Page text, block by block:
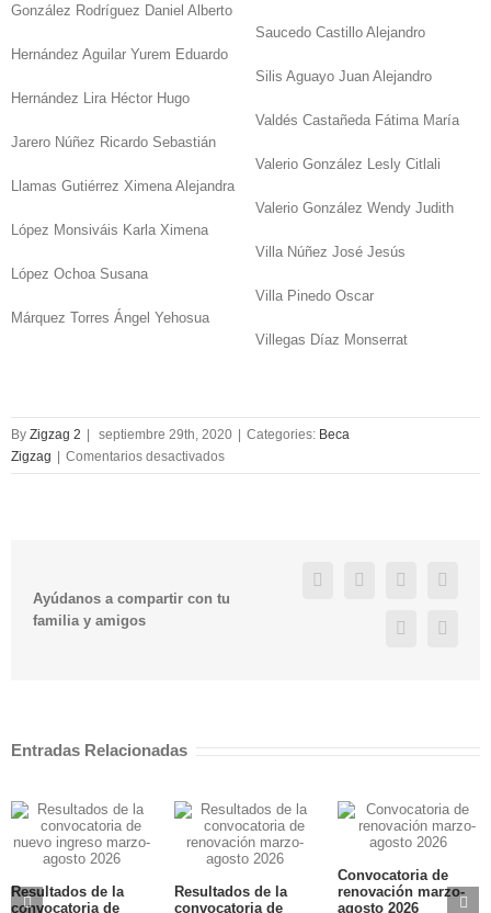
González Rodríguez Daniel Alberto
Hernández Aguilar Yurem Eduardo
Hernández Lira Héctor Hugo
Jarero Núñez Ricardo Sebastián
Llamas Gutiérrez Ximena Alejandra
López Monsiváis Karla Ximena
López Ochoa Susana
Márquez Torres Ángel Yehosua
Saucedo Castillo Alejandro
Silis Aguayo Juan Alejandro
Valdés Castañeda Fátima María
Valerio González Lesly Citlali
Valerio González Wendy Judith
Villa Núñez José Jesús
Villa Pinedo Oscar
Villegas Díaz Monserrat
By Zigzag 2 septiembre 29th, 2020 Categories: Beca
Zigzag
Comentarios desactivadosen
Resultados
Ayúdanos a compartir con tu
familia y amigos
FacebookTwitter Linkedin
Pinterest
Entradas Relacionadas
Resultados de la
convocatoria de
Resultados de la
convocatoria de
Convocatoria de
renovación marzo-
agosto 2026